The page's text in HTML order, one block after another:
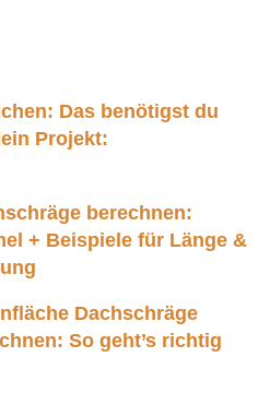
Das benötigst du
Projekt:
berechnen:
+ Beispiele für Länge &
Dachschräge
So geht’s richtig